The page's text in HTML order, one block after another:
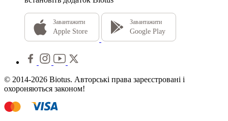
Завантажити
Apple Store
Завантажити
Google Play
© 2014-2026 Biotus. Авторські права зареєстровані і
охороняються законом!